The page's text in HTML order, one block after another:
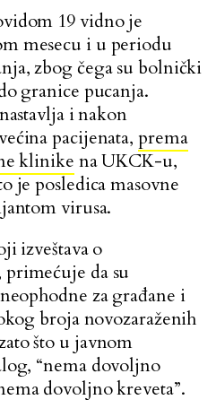
19 vidno je
mesecu i u periodu
zbog čega su bolnički
granice pucanja.
i nakon
pacijenata, prema
klinike na UKCK-u,
je posledica masovne
virusa.
izveštava o
da su
za građane i
broja novozaraženih
što u javnom
“nema dovoljno
dovoljno kreveta”.